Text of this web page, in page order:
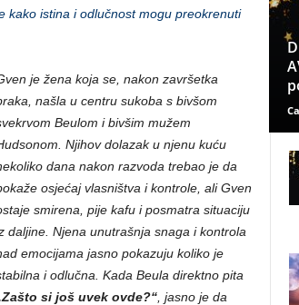
kako istina i odlučnost mogu preokrenuti
je žena koja se, nakon završetka
našla u centru sukoba s bivšom
Beulom i bivšim mužem
Njihov dolazak u njenu kuću
dana nakon razvoda trebao je da
osjećaj vlasništva i kontrole, ali Gven
smirena, pije kafu i posmatra situaciju
daljine. Njena unutrašnja snaga i kontrola
emocijama jasno pokazuju koliko je
i odlučna. Kada Beula direktno pita
si još uvek ovde?“, jasno je da